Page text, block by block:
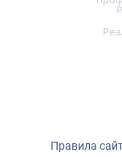
Правила
Центр